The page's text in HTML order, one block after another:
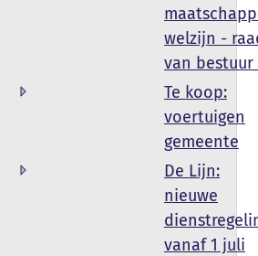
welzijn -
van bestuur
Te koop:
voertuigen
gemeente
De Lijn:
nieuwe
vanaf 1 juli